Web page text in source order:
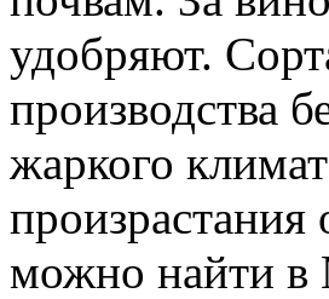
удобряют.
производства
жаркого
можно найти